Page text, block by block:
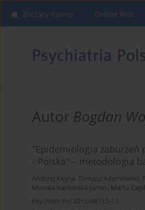
Bieżący numer Online first
Autor Bogdan
"Epidemiologia zaburzeń
- Polska" – metodologia
Andrzej Kiejna, Tomasz Adamowski,
Monika Kantorska-Janiec, Marta
Psychiatr Pol 2015;49(1):5-13